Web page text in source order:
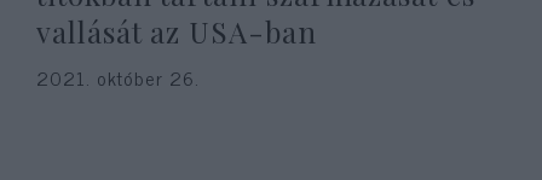
vallását az USA-ban
2021. október 26.